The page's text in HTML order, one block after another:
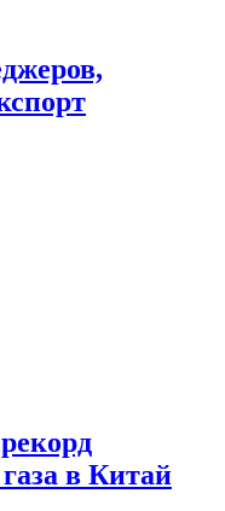
в Китай